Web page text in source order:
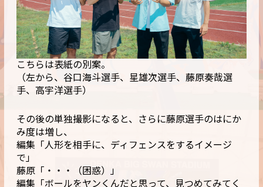
こちらは表紙の別案。
（左から、谷口海斗選手、星雄次選手、藤原奏哉選
手、高宇洋選手）
その後の単独撮影になると、さらに藤原選手のはにか
み度は増し、
編集「人形を相手に、ディフェンスをするイメージ
で」
藤原「・・・（困惑）」
編集「ボールをヤンくんだと思って、見つめてみてく